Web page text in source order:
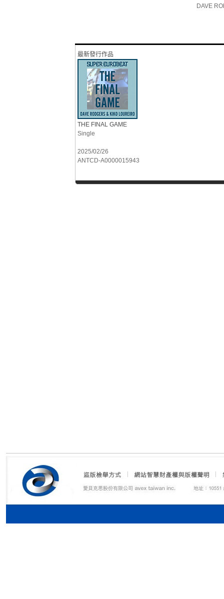
DAVE
最新發行作品
THE FINAL GAME
Single
2025/02/26
ANTCD-A0000015943